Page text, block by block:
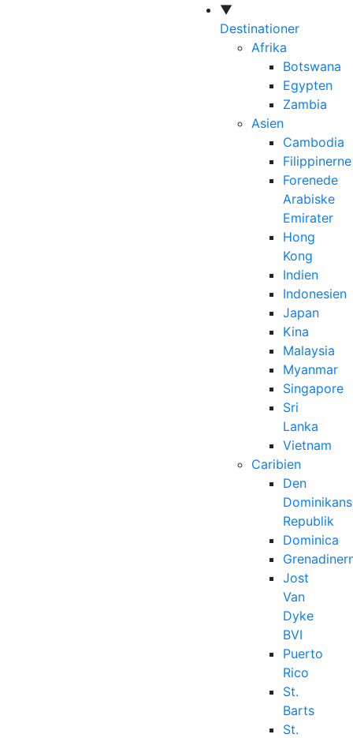
▼
Destinationer
Afrika
Botswana
Egypten
Zambia
Asien
Cambodia
Filippinerne
Forenede
Arabiske
Emirater
Hong
Kong
Indien
Indonesien
Japan
Kina
Malaysia
Myanmar
Singapore
Sri
Lanka
Vietnam
Caribien
Den
Republik
Dominica
Jost
Van
Dyke
BVI
Puerto
Rico
St.
Barts
St.